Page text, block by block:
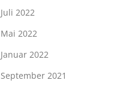
Juli 2022
Mai 2022
Januar 2022
September 2021